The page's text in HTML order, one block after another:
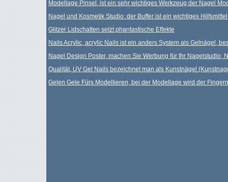
Modellage Pinsel, ist ein sehr wichtiges Werkzeug der Nagel
Nagel und Kosmetik Studio: der Buffer ist ein wichtiges
Glitzer Lidschatten setzt phantastische Effekte
Nails Acrylic, acrylic Nails ist ein anders System als Gelnägel,
Nagel Design Poster, machen Sie Werbung für Ihr Nagelstudio,
Qualität, UV Gel Nails bezeichnet man als Kunstnägel
Gelen Gele Fürs Modellieren, bei der Modellage wird der